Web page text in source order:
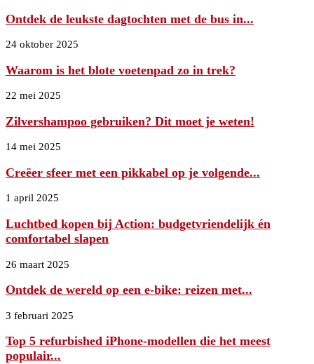
Ontdek de leukste dagtochten met de bus in...
24 oktober 2025
Waarom is het blote voetenpad zo in trek?
22 mei 2025
Zilvershampoo gebruiken? Dit moet je weten!
14 mei 2025
Creëer sfeer met een pikkabel op je volgende...
1 april 2025
Luchtbed kopen bij Action: budgetvriendelijk én
comfortabel slapen
26 maart 2025
Ontdek de wereld op een e-bike: reizen met...
3 februari 2025
Top 5 refurbished iPhone-modellen die het meest
populair...